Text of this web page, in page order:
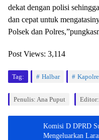
dekat dengan polisi
dan cepat untuk
Polsek dan
Post Views: 3,114
Tag: Halbar
Penulis: Ana Puput
Komisi D DPRD
Mengeluarkan